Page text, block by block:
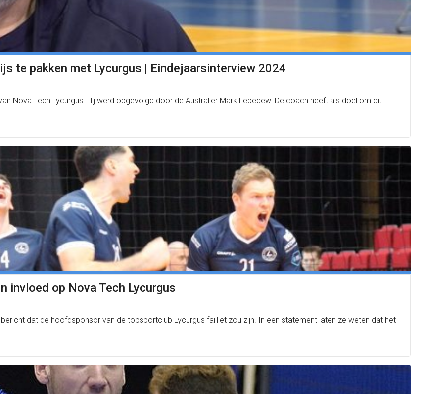
te pakken met Lycurgus | Eindejaarsinterview 2024
Nova Tech Lycurgus. Hij werd opgevolgd door de Australiër Mark Lebedew. De coach heeft als doel om dit
invloed op Nova Tech Lycurgus
dat de hoofdsponsor van de topsportclub Lycurgus failliet zou zijn. In een statement laten ze weten dat het